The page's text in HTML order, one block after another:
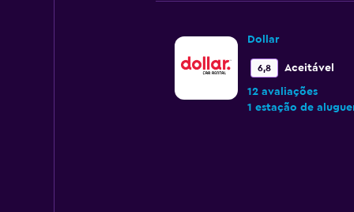
Dollar
6,8 Aceitável
12 avaliações
1 estação de